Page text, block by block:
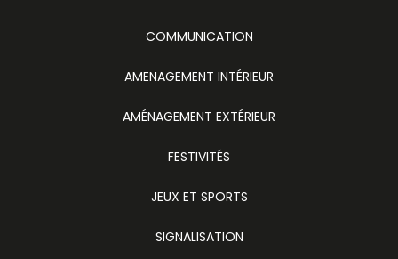
COMMUNICATION
AMENAGEMENT INTÉRIEUR
AMÉNAGEMENT EXTÉRIEUR
FESTIVITÉS
JEUX ET SPORTS
SIGNALISATION